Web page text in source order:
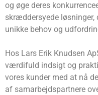
og øge deres
skræddersyede løsninger,
unikke behov og
Hos Lars Erik Knudsen
værdifuld indsigt og
vores kunder med at nå
af samarbejdspartnere